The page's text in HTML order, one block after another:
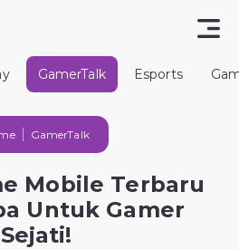
GamerTalk Esports
GamerTalk
Mobile Terbaru
Untuk Gamer
Sejati!